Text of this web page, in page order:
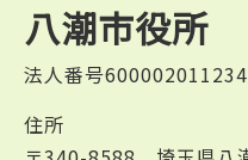
八潮市役所
法人番号
住所